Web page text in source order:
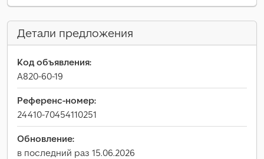
Детали предложения
Код объявления:
A820-60-19
Референс-номер:
24410-70454110251
Обновление:
в последний раз 15.06.2026